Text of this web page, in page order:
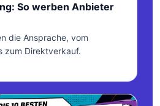
So werben Anbieter
die Ansprache, vom
zum Direktverkauf.